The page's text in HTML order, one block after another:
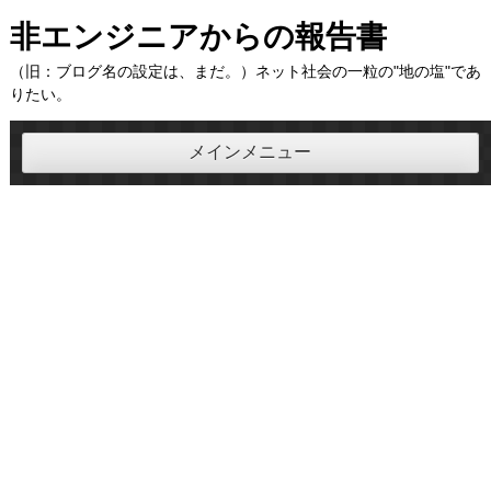
コ
ン
テ
ン
ツ
ス
非エンジニアからの報告書
（旧：ブログ名の設定は、まだ。）ネット社会の一粒の"地の塩"であ
りたい。
メインメニュー